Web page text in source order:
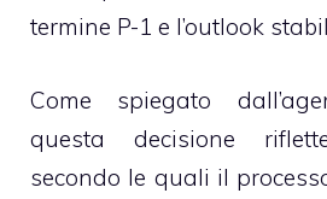
termine P-1 e l’outlook
Come spiegato
questa decisione
secondo le quali il